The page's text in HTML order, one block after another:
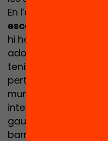
En l’àmbit del
escola
, també els
hi ha un ampli sector
adolescents
tenir-hi accés, i que
pertanyen a famílies
municipis han
interessants per
gaudir d’aquesta
barreres ni